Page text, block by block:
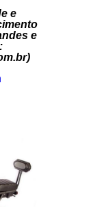
e
e